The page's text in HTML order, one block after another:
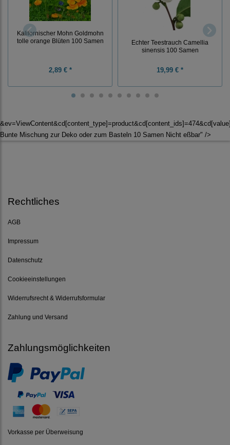
Kalifornischer Mohn Goldmohn
tolle orange Blüten 100 Samen
2,89 € *
Echter Teestrauch Camellia
sinensis 100 Samen
19,99 € *
Bunte Mischung zur Deko oder zum Basteln 10 Samen Nicht eßbar" />
Rechtliches
AGB
Impressum
Datenschutz
Cookieeinstellungen
Widerrufsrecht & Widerrufsformular
Zahlung und Versand
Zahlungsmöglichkeiten
Vorkasse per Überweisung